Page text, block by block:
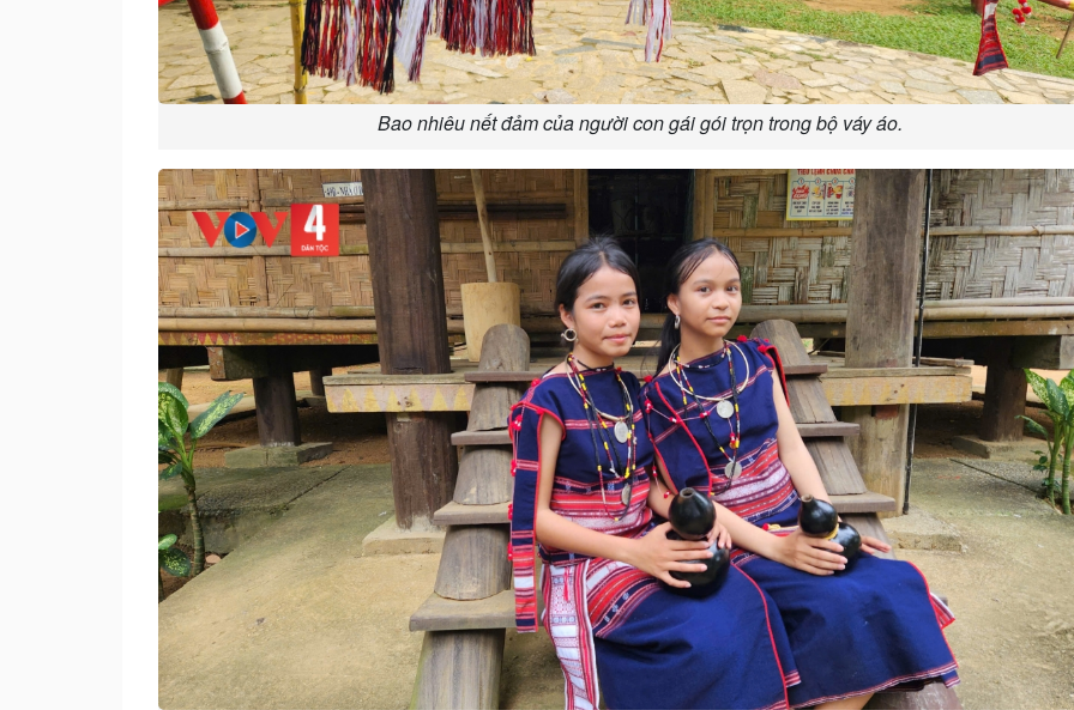
Bao nhiêu nết đảm của người con gái gói trọn trong bộ váy áo.